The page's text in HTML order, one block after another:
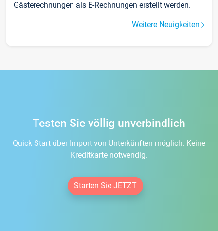
Gästerechnungen als E-Rechnungen erstellt werden.
Weitere Neuigkeiten
Testen Sie völlig unverbindlich
Quick Start über Import von Unterkünften möglich. Keine
Kreditkarte notwendig.
Starten Sie JETZT